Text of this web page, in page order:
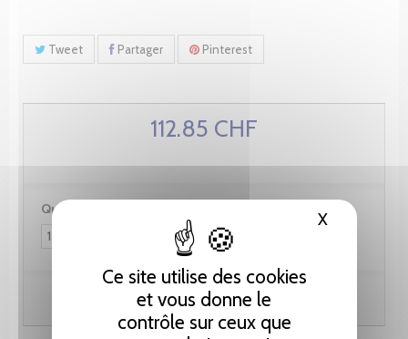
Ce site utilise des cookies
et vous donne le
contrôle sur ceux que
XMasquer
Tweet Partager Pinterest
112.85 CHF
Quantité :
Ajouter au panier